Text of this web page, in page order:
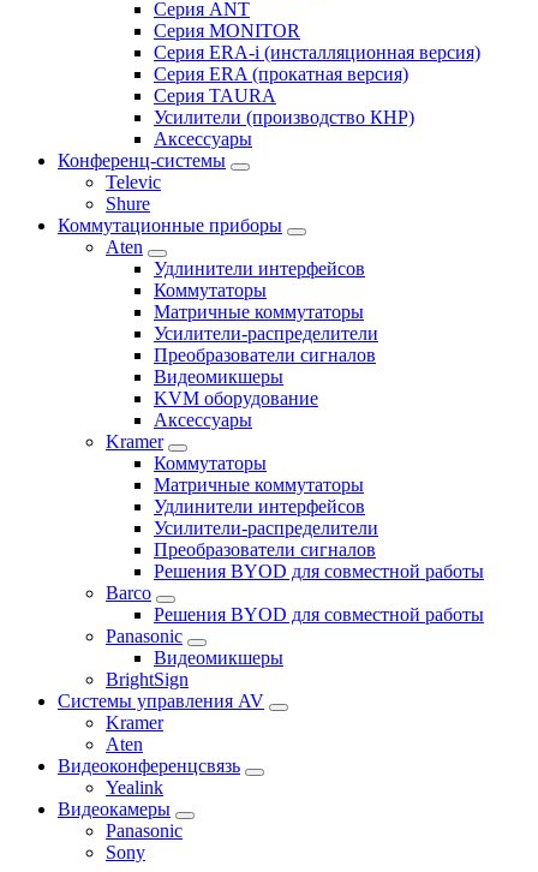
Серия ANT
Серия MONITOR
Серия ERA-i (инсталляционная версия)
Серия ERA (прокатная версия)
Серия TAURA
Усилители (производство КНР)
Аксессуары
Конференц-системы
Televic
Shure
Коммутационные приборы
Aten
Удлинители интерфейсов
Коммутаторы
Матричные коммутаторы
Усилители-распределители
Преобразователи сигналов
Видеомикшеры
KVM оборудование
Аксессуары
Kramer
Коммутаторы
Матричные коммутаторы
Удлинители интерфейсов
Усилители-распределители
Преобразователи сигналов
Решения BYOD для совместной работы
Barco
Решения BYOD для совместной работы
Panasonic
Видеомикшеры
BrightSign
Системы управления AV
Kramer
Aten
Видеоконференцсвязь
Yealink
Видеокамеры
Panasonic
Sony